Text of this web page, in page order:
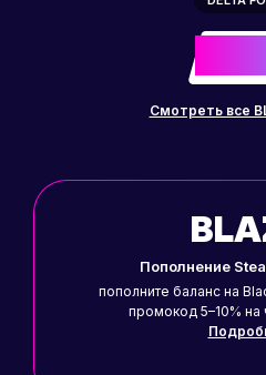
до
Смотреть все
Пополнение
пополните баланс на
промокод 5–10% на